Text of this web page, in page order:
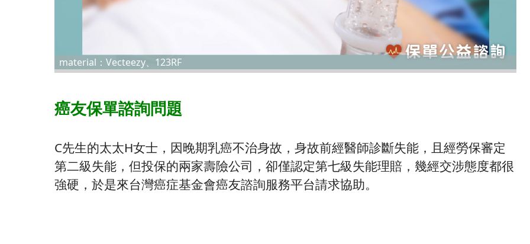
material：Vecteezy、123RF
癌友保單諮詢問題
C先生的太太H女士，因晚期乳癌不治身故，身故前經醫師診斷失能，且經勞保審定
第二級失能，但投保的兩家壽險公司，卻僅認定第七級失能理賠，幾經交涉態度都很
強硬，於是來台灣癌症基金會癌友諮詢服務平台請求協助。